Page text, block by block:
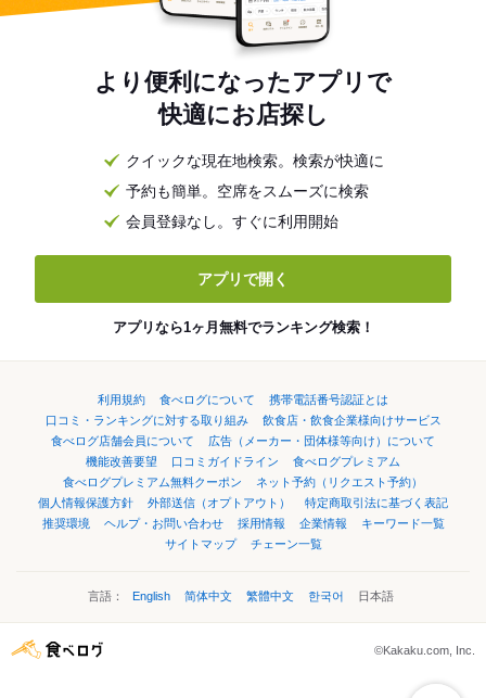
より便利になったアプリで
快適にお店探し
クイックな現在地検索。検索が快適に
予約も簡単。空席をスムーズに検索
会員登録なし。すぐに利用開始
アプリで開く
アプリなら1ヶ月無料でランキング検索！
利用規約 食べログについて
携帯電話番号認証とは
口コミ・ランキングに対する取り組み
飲食店・飲食企業様向けサービス
食べログ店舗会員について
広告（メーカー・団体様等向け）について
機能改善要望
口コミガイドライン
食べログプレミアム
食べログプレミアム無料クーポン
ネット予約（リクエスト予約）
個人情報保護方針
外部送信（オプトアウト）
特定商取引法に基づく表記
推奨環境
ヘルプ・お問い合わせ 採用情報 企業情報
キーワード一覧
サイトマップ
チェーン一覧
言語： English 简体中文 繁體中文 한국어 日本語
©Kakaku.com, Inc.